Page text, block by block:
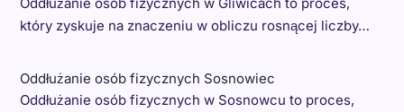
który zyskuje na znaczeniu w obliczu rosnącej liczby…
Oddłużanie osób fizycznych Sosnowiec
Oddłużanie osób fizycznych w Sosnowcu to proces,